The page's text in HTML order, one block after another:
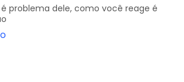
problema dele, como você reage é